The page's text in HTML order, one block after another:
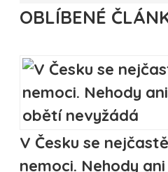
OBLÍBENÉ
V Česku se
nemoci. Nehody